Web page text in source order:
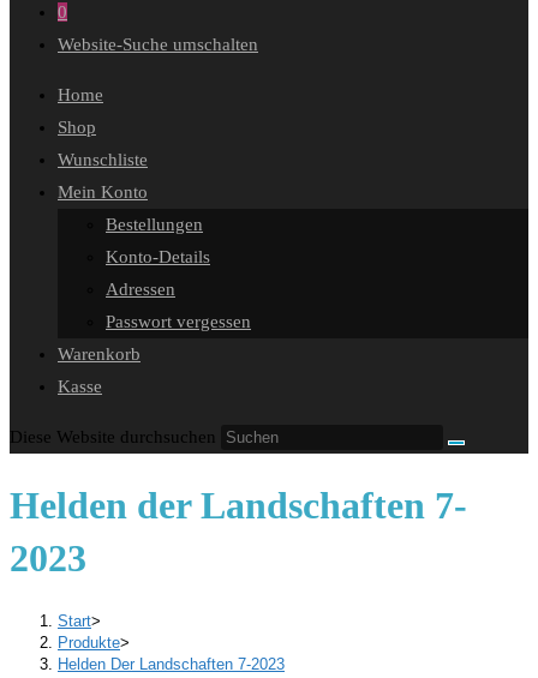
0
Website-Suche umschalten
Home
Shop
Wunschliste
Mein Konto
Bestellungen
Konto-Details
Adressen
Passwort vergessen
Warenkorb
Kasse
Diese Website durchsuchen
Helden der Landschaften 7-
2023
Start>
Produkte>
Helden Der Landschaften 7-2023